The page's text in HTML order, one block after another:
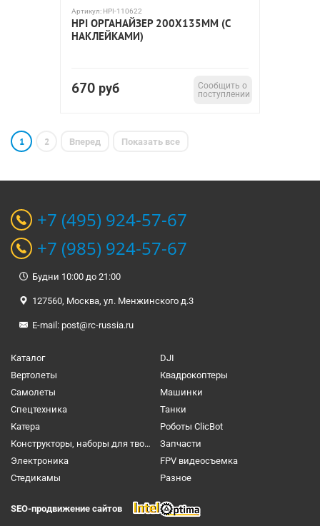
Артикул: HPI-110622
HPI ОРГАНАЙЗЕР 200X135ММ (С
НАКЛЕЙКАМИ)
670 руб
Сообщить о
поступлении
1 2 Вперед Показать все
+7 (495) 924-57-67
+7 (985) 924-57-67
Будни 10:00 до 21:00
127560, Москва, ул. Менжинского д.3
E-mail: post@rc-russia.ru
Каталог
DJI
Вертолеты
Квадрокоптеры
Самолеты
Машинки
Спецтехника
Танки
Катера
Роботы ClicBot
Конструкторы, наборы для творчества и настольные игры
Запчасти
Электроника
FPV видеосъемка
Cтедикамы
Разное
SEO-продвижение сайтов